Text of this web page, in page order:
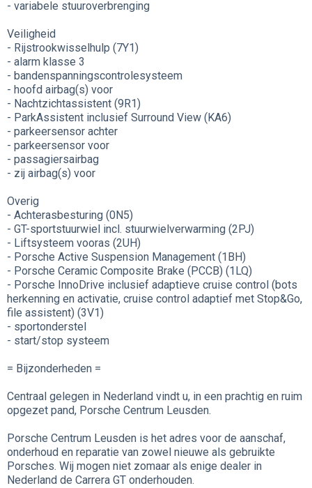
- variabele stuuroverbrenging
Veiligheid
- Rijstrookwisselhulp (7Y1)
- alarm klasse 3
- bandenspanningscontrolesysteem
- hoofd airbag(s) voor
- Nachtzichtassistent (9R1)
- ParkAssistent inclusief Surround View (KA6)
- parkeersensor achter
- parkeersensor voor
- passagiersairbag
- zij airbag(s) voor
Overig
- Achterasbesturing (0N5)
- GT-sportstuurwiel incl. stuurwielverwarming (2PJ)
- Liftsysteem vooras (2UH)
- Porsche Active Suspension Management (1BH)
- Porsche Ceramic Composite Brake (PCCB) (1LQ)
- Porsche InnoDrive inclusief adaptieve cruise control (bots
herkenning en activatie, cruise control adaptief met Stop&Go,
file assistent) (3V1)
- sportonderstel
- start/stop systeem
= Bijzonderheden =
Centraal gelegen in Nederland vindt u, in een prachtig en ruim
opgezet pand, Porsche Centrum Leusden.
Porsche Centrum Leusden is het adres voor de aanschaf,
onderhoud en reparatie van zowel nieuwe als gebruikte
Porsches. Wij mogen niet zomaar als enige dealer in
Nederland de Carrera GT onderhouden.